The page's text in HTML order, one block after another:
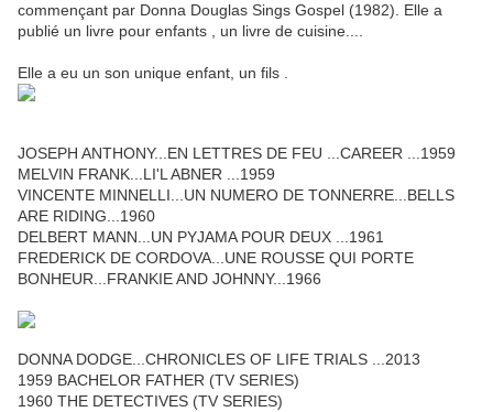
commençant par Donna Douglas Sings Gospel (1982). Elle a
publié un livre pour enfants , un livre de cuisine....
Elle a eu un son unique enfant, un fils .
JOSEPH ANTHONY...EN LETTRES DE FEU ...CAREER ...1959
MELVIN FRANK...LI'L ABNER ...1959
VINCENTE MINNELLI...UN NUMERO DE TONNERRE...BELLS
ARE RIDING...1960
DELBERT MANN...UN PYJAMA POUR DEUX ...1961
FREDERICK DE CORDOVA...UNE ROUSSE QUI PORTE
BONHEUR...FRANKIE AND JOHNNY...1966
DONNA DODGE...CHRONICLES OF LIFE TRIALS ...2013
1959 BACHELOR FATHER (TV SERIES)
1960 THE DETECTIVES (TV SERIES)